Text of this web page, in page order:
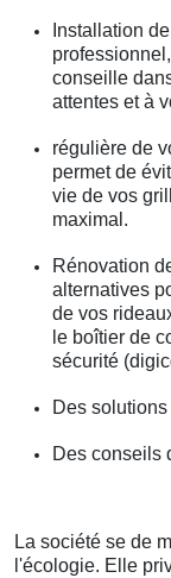
Installation
conseille
attentes et à
régulière de
permet de
vie de vos
maximal.
Rénovation
alternatives
de vos
le boîtier de
sécurité
Des
Des conseils
La société se de
l'écologie. Elle